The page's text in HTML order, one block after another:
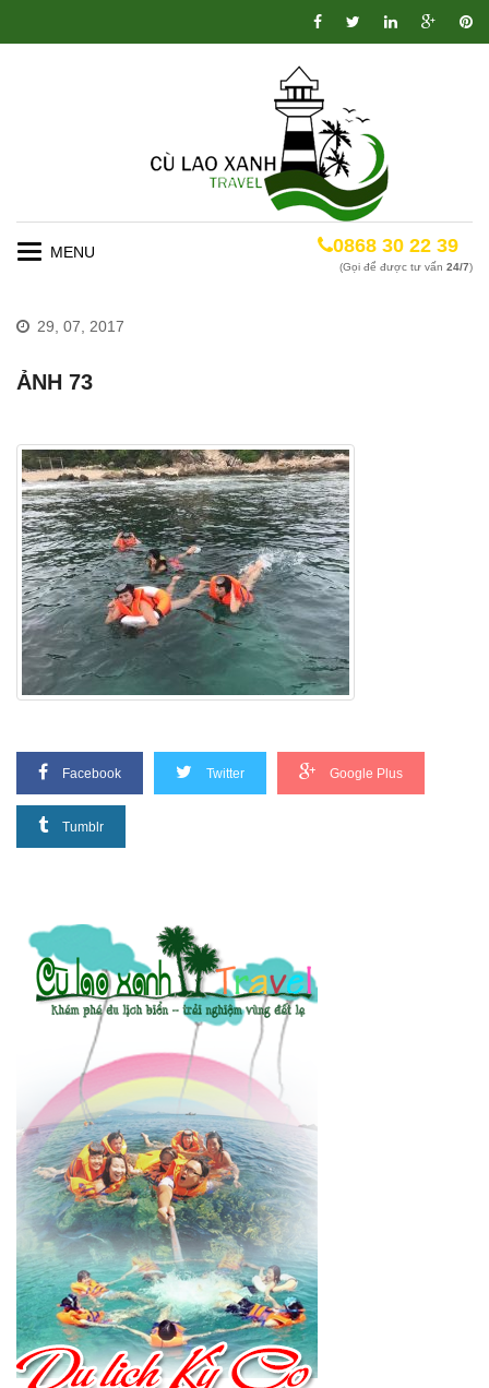
Toggle
0868 30 22 39
(Gọi để được tư vấn 24/7)
29, 07, 2017
ẢNH 73
Facebook Twitter Google Plus
Tumblr